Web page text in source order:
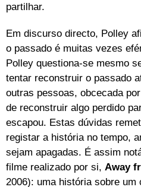
partilhar.
Em discurso directo, Polley
o passado é muitas vezes
Polley questiona-se mesmo
tentar reconstruir o passado
outras pessoas, obcecada
de reconstruir algo perdido
escapou. Estas dúvidas
registar a história no tempo,
sejam apagadas. É assim
filme realizado por si, Away
2006): uma história sobre um